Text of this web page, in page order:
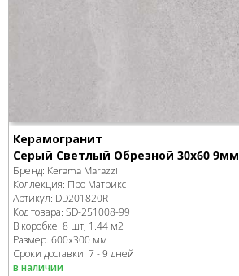
Керамогранит
Серый Светлый Обрезной 30x60 9мм
Бренд: Kerama Marazzi
Коллекция: Про Матрикс
Артикул: DD201820R
Код товара: SD-251008-99
В коробке: 8 шт, 1.44 м2
Размер: 600x300 мм
Сроки доставки: 7 - 9 дней
в наличии